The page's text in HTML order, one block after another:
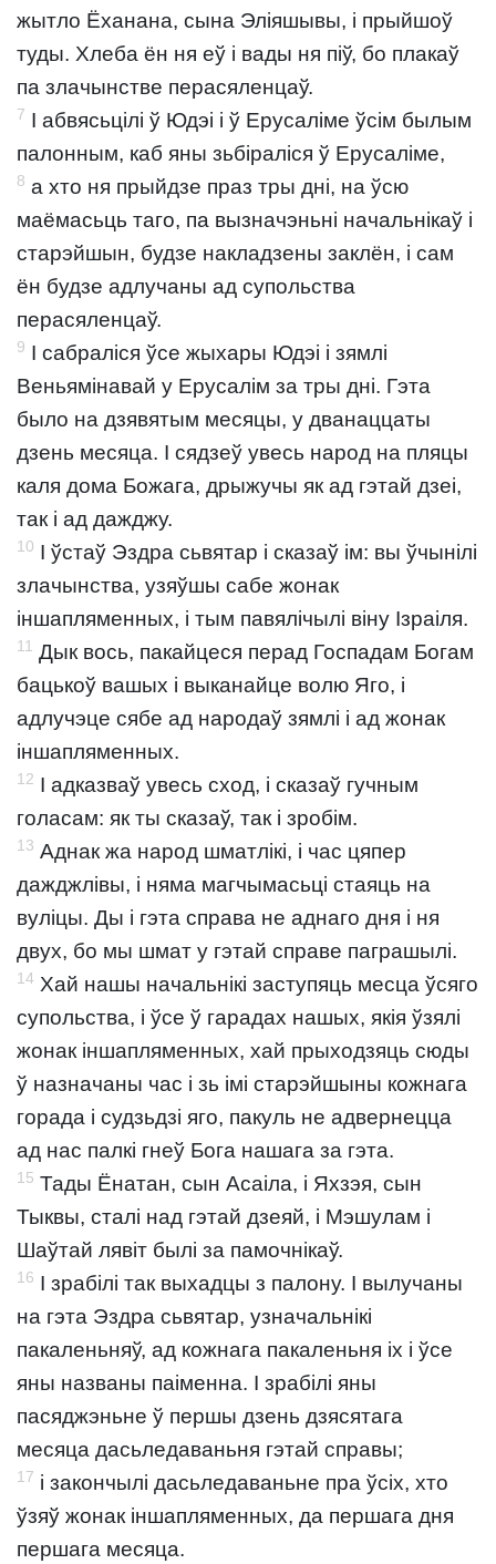
жытло Ёханана, сына Эліяшывы, і прыйшоў
туды. Хлеба ён ня еў і вады ня піў, бо плакаў
па злачынстве перасяленцаў.
7 І абвясьцілі ў Юдэі і ў Ерусаліме ўсім былым
палонным, каб яны зьбіраліся ў Ерусаліме,
8 а хто ня прыйдзе праз тры дні, на ўсю
маёмасьць таго, па вызначэньні начальнікаў і
старэйшын, будзе накладзены заклён, і сам
ён будзе адлучаны ад супольства
перасяленцаў.
9 І сабраліся ўсе жыхары Юдэі і зямлі
Веньямінавай у Ерусалім за тры дні. Гэта
было на дзявятым месяцы, у дванаццаты
дзень месяца. І сядзеў увесь народ на пляцы
каля дома Божага, дрыжучы як ад гэтай дзеі,
так і ад дажджу.
10 І ўстаў Эздра сьвятар і сказаў ім: вы ўчынілі
злачынства, узяўшы сабе жонак
іншапляменных, і тым павялічылі віну Ізраіля.
11 Дык вось, пакайцеся перад Госпадам Богам
бацькоў вашых і выканайце волю Яго, і
адлучэце сябе ад народаў зямлі і ад жонак
іншапляменных.
12 І адказваў увесь сход, і сказаў гучным
голасам: як ты сказаў, так і зробім.
13 Аднак жа народ шматлікі, і час цяпер
дажджлівы, і няма магчымасьці стаяць на
вуліцы. Ды і гэта справа не аднаго дня і ня
двух, бо мы шмат у гэтай справе паграшылі.
14 Хай нашы начальнікі заступяць месца ўсяго
супольства, і ўсе ў гарадах нашых, якія ўзялі
жонак іншапляменных, хай прыходзяць сюды
ў назначаны час і зь імі старэйшыны кожнага
горада і судзьдзі яго, пакуль не адвернецца
ад нас палкі гнеў Бога нашага за гэта.
15 Тады Ёнатан, сын Асаіла, і Яхзэя, сын
Тыквы, сталі над гэтай дзеяй, і Мэшулам і
Шаўтай лявіт былі за памочнікаў.
16 І зрабілі так выхадцы з палону. І вылучаны
на гэта Эздра сьвятар, узначальнікі
пакаленьняў, ад кожнага пакаленьня іх і ўсе
яны названы паіменна. І зрабілі яны
пасяджэньне ў першы дзень дзясятага
месяца дасьледаваньня гэтай справы;
17 і закончылі дасьледаваньне пра ўсіх, хто
ўзяў жонак іншапляменных, да першага дня
першага месяца.